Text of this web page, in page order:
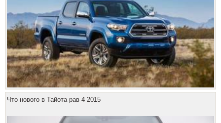
Что нового в Тайота рав 4 2015